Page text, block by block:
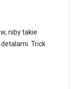
niby takie
Trick